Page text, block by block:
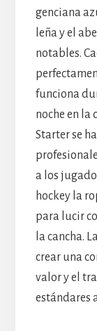
genciana
leña y el
notables.
funciona
noche en la
Starter se
a los
hockey la
para lucir
la cancha.
crear una
valor y el
estándares